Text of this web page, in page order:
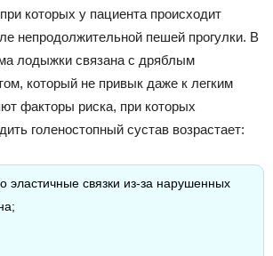
которых у пациента происходит
непродолжительной пешей прогулки. В
лодыжки связана с дряблым
который не привык даже к легким
факторы риска, при которых
голеностопный сустав возрастает:
эластичные связки из-за нарушенных